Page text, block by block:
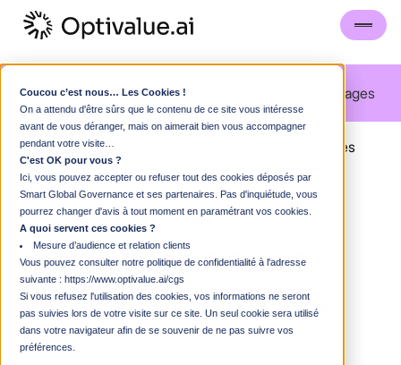
Coucou c’est nous… Les Cookies !
On a attendu d'être sûrs que le contenu de ce site vous intéresse
avant de vous déranger, mais on aimerait bien vous accompagner
pendant votre visite…
C'est OK pour vous ?
Ici, vous pouvez accepter ou refuser tout des cookies déposés par
Smart Global Governance et ses partenaires. Pas d'inquiétude, vous
pourrez changer d'avis à tout moment en paramétrant vos cookies.
A quoi servent ces cookies ?
Mesure d’audience et relation clients
Vous pouvez consulter notre politique de confidentialité à l'adresse
suivante : https://www.optivalue.ai/cgs
Si vous refusez l'utilisation des cookies, vos informations ne seront
pas suivies lors de votre visite sur ce site. Un seul cookie sera utilisé
dans votre navigateur afin de se souvenir de ne pas suivre vos
préférences.
BlogVisite GuidéeFAQComité Stratégique Cas d'usages
Blog Automatiser les questionnaires réglementaires
Automatiser les
questionnaires
réglementaires